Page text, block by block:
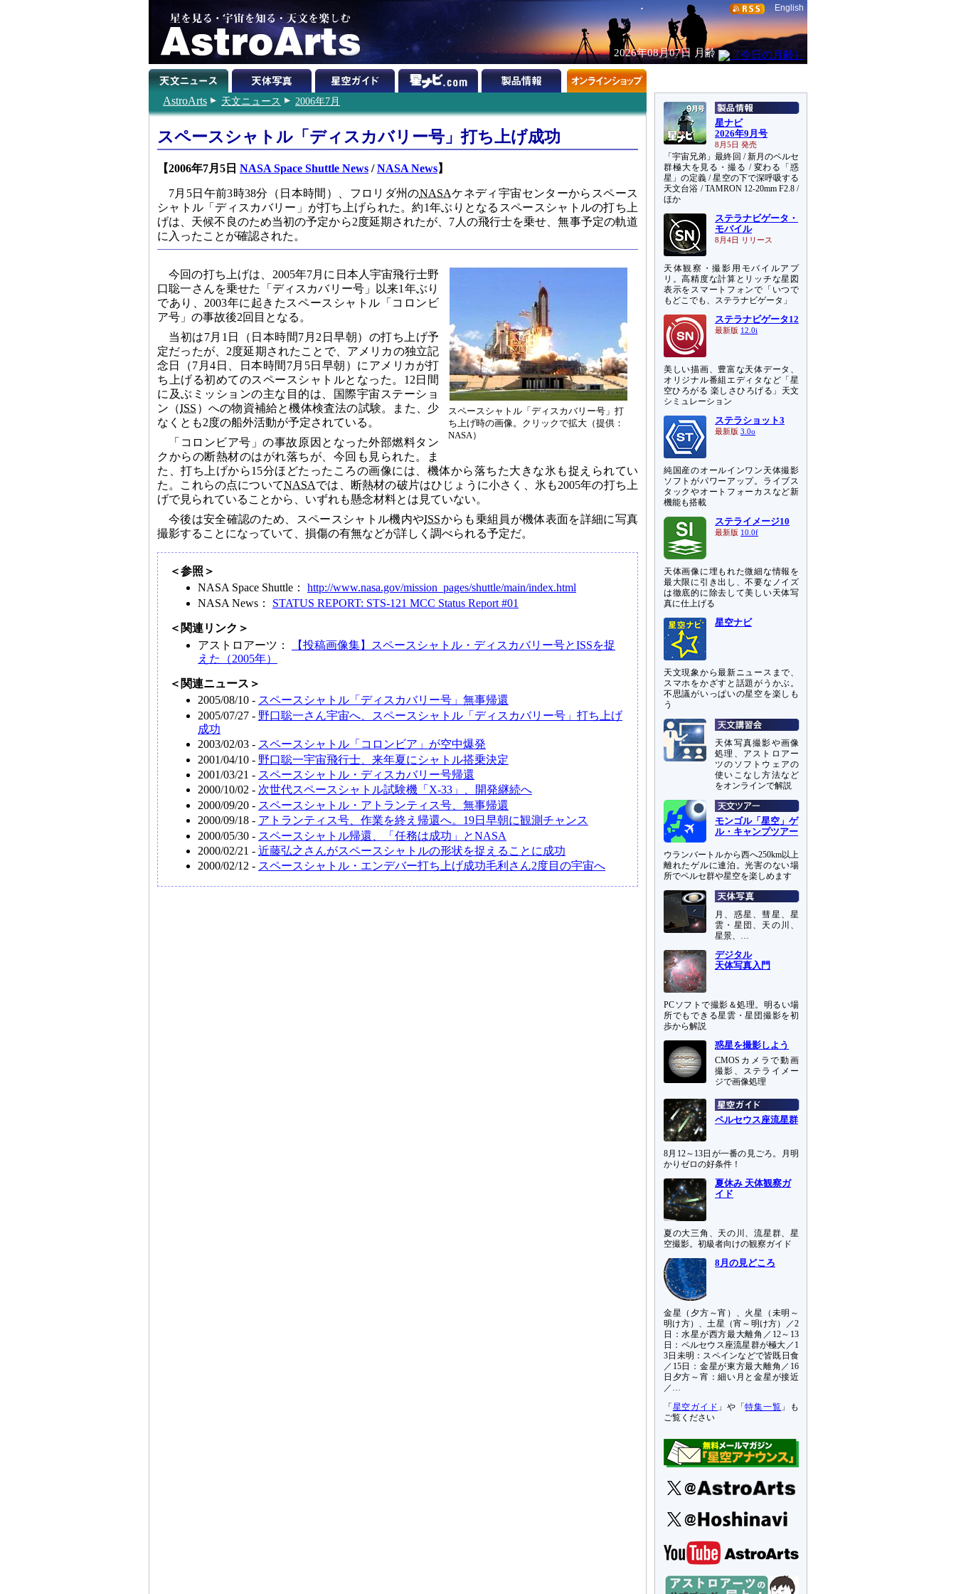
English
2026年08月07日 月齢
AstroArts 天文ニュース 2006年7月
スペースシャトル「ディスカバリー号」打ち上げ成功
【2006年7月5日 NASA Space Shuttle News /NASA News】
7月5日午前3時38分（日本時間）、フロリダ州のNASAケネディ宇宙センターからスペース
シャトル「ディスカバリー」が打ち上げられた。約1年ぶりとなるスペースシャトルの打ち上
げは、天候不良のため当初の予定から2度延期されたが、7人の飛行士を乗せ、無事予定の軌道
に入ったことが確認された。
スペースシャトル「ディスカバリー号」打
ち上げ時の画像。クリックで拡大（提供：
NASA）
今回の打ち上げは、2005年7月に日本人宇宙飛行士野
口聡一さんを乗せた「ディスカバリー号」以来1年ぶり
であり、2003年に起きたスペースシャトル「コロンビ
ア号」の事故後2回目となる。
当初は7月1日（日本時間7月2日早朝）の打ち上げ予
定だったが、2度延期されたことで、アメリカの独立記
念日（7月4日、日本時間7月5日早朝）にアメリカが打
ち上げる初めてのスペースシャトルとなった。12日間
に及ぶミッションの主な目的は、国際宇宙ステーショ
ン（ISS ）への物資補給と機体検査法の試験。また、少
なくとも2度の船外活動が予定されている。
「コロンビア号」の事故原因となった外部燃料タン
クからの断熱材のはがれ落ちが、今回も見られた。ま
た、打ち上げから15分ほどたったころの画像には、機体から落ちた大きな氷も捉えられてい
た。これらの点についてNASAでは、断熱材の破片はひじょうに小さく、氷も2005年の打ち上
げで見られていることから、いずれも懸念材料とは見ていない。
今後は安全確認のため、スペースシャトル機内やISSからも乗組員が機体表面を詳細に写真
撮影することになっていて、損傷の有無などが詳しく調べられる予定だ。
＜参照＞
NASA Space Shuttle： http://www.nasa.gov/mission_pages/shuttle/main/index.html
NASA News： STATUS REPORT: STS-121 MCC Status Report #01
＜関連リンク＞
アストロアーツ：
【投稿画像集】スペースシャトル・ディスカバリー号とISSを捉
えた（2005年）
＜関連ニュース＞
2005/08/10 - スペースシャトル「ディスカバリー号」無事帰還
2005/07/27 - 野口聡一さん宇宙へ、スペースシャトル「ディスカバリー号」打ち上げ
成功
2003/02/03 - スペースシャトル「コロンビア」が空中爆発
2001/04/10 - 野口聡一宇宙飛行士、来年夏にシャトル搭乗決定
2001/03/21 - スペースシャトル・ディスカバリー号帰還
2000/10/02 - 次世代スペースシャトル試験機「X-33」、開発継続へ
2000/09/20 - スペースシャトル・アトランティス号、無事帰還
2000/09/18 - アトランティス号、作業を終え帰還へ。19日早朝に観測チャンス
2000/05/30 - スペースシャトル帰還、「任務は成功」とNASA
2000/02/21 - 近藤弘之さんがスペースシャトルの形状を捉えることに成功
2000/02/12 - スペースシャトル・エンデバー打ち上げ成功毛利さん2度目の宇宙へ
星ナビ
2026年9月号
8月5日 発売
「宇宙兄弟」最終回 / 新月のペルセ
群極大を見る・撮る / 変わる「惑
星」の定義 / 星空の下で深呼吸する
天文台浴 / TAMRON 12-20mm F2.8 /
ほか
ステラナビゲータ・
モバイル
8月4日 リリース
天体観察・撮影用モバイルアプ
リ。高精度な計算とリッチな星図
表示をスマートフォンで「いつで
もどこでも、ステラナビゲータ」
ステラナビゲータ12
最新版 12.0i
美しい描画、豊富な天体データ、
オリジナル番組エディタなど「星
空ひろがる 楽しさひろげる」天文
シミュレーション
ステラショット3
最新版 3.0o
純国産のオールインワン天体撮影
ソフトがパワーアップ。ライブス
タックやオートフォーカスなど新
機能も搭載
ステライメージ10
最新版 10.0f
天体画像に埋もれた微細な情報を
最大限に引き出し、不要なノイズ
は徹底的に除去して美しい天体写
真に仕上げる
星空ナビ
天文現象から最新ニュースまで、
スマホをかざすと話題がうかぶ。
不思議がいっぱいの星空を楽しも
う
天体写真撮影や画像
処理、アストロアー
ツのソフトウェアの
使いこなし方法など
をオンラインで解説
モンゴル「星空」ゲ
ル・キャンプツアー
ウランバートルから西へ250km以上
離れたゲルに連泊。光害のない場
所でペルセ群や星空を楽しめます
月、惑星、彗星、星
雲・星団、天の川、
星景、…
デジタル
天体写真入門
PCソフトで撮影＆処理。明るい場
所でもできる星雲・星団撮影を初
歩から解説
惑星を撮影しよう
CMOSカメラで動画
撮影、ステライメー
ジで画像処理
ペルセウス座流星群
8月12～13日が一番の見ごろ。月明
かりゼロの好条件！
夏休み 天体観察ガ
イド
夏の大三角、天の川、流星群、星
空撮影。初級者向けの観察ガイド
8月の見どころ
金星（夕方～宵）、火星（未明～
明け方）、土星（宵～明け方）／2
日：水星が西方最大離角／12～13
日：ペルセウス座流星群が極大／1
3日未明：スペインなどで皆既日食
／15日：金星が東方最大離角／16
日夕方～宵：細い月と金星が接近
／…
「 星空ガイド 」や「特集一覧 」も
ご覧ください